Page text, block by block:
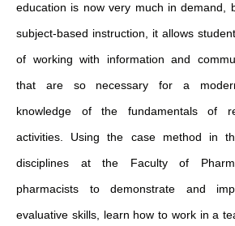
education is now very much in demand,
subject-based instruction, it allows
of working with information and
that are so necessary for a
knowledge of the fundamentals of
activities. Using the case method in
disciplines at the Faculty of
pharmacists to demonstrate and
evaluative skills, learn how to work in a